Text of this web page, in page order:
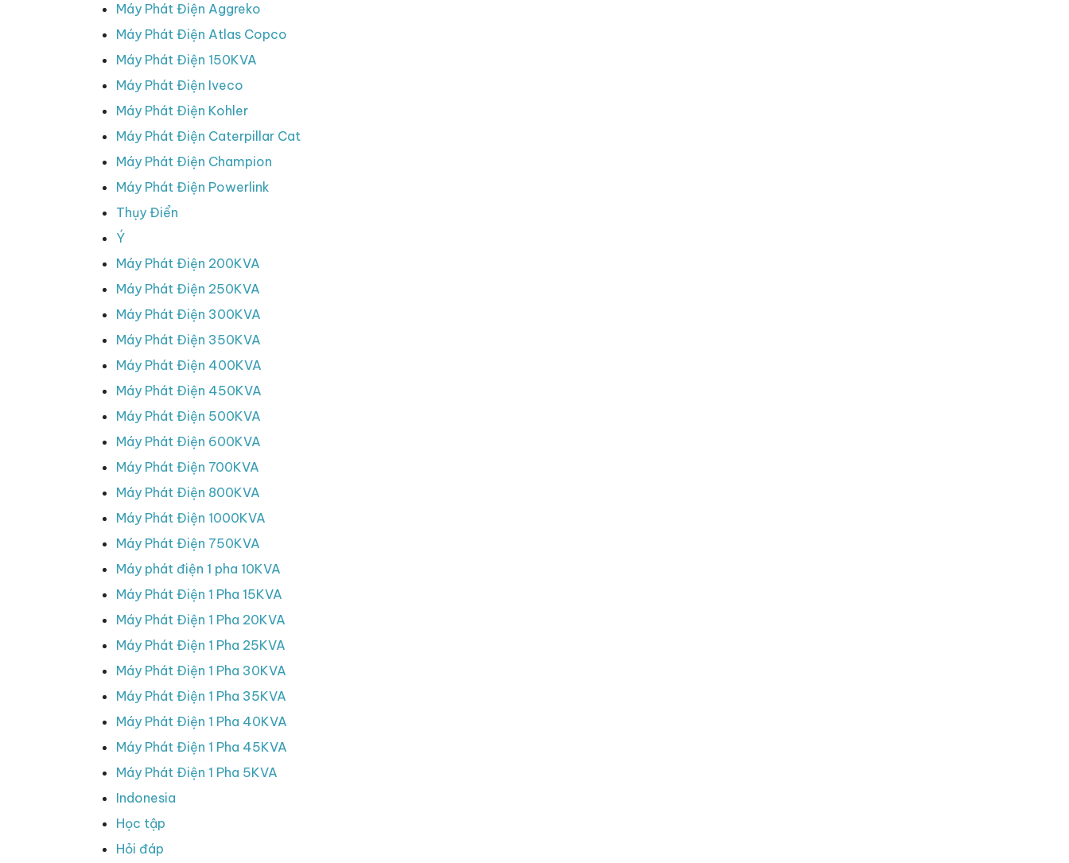
Máy Phát Điện Aggreko
Máy Phát Điện Atlas Copco
Máy Phát Điện 150KVA
Máy Phát Điện Iveco
Máy Phát Điện Kohler
Máy Phát Điện Caterpillar Cat
Máy Phát Điện Champion
Máy Phát Điện Powerlink
Thụy Điển
Ý
Máy Phát Điện 200KVA
Máy Phát Điện 250KVA
Máy Phát Điện 300KVA
Máy Phát Điện 350KVA
Máy Phát Điện 400KVA
Máy Phát Điện 450KVA
Máy Phát Điện 500KVA
Máy Phát Điện 600KVA
Máy Phát Điện 700KVA
Máy Phát Điện 800KVA
Máy Phát Điện 1000KVA
Máy Phát Điện 750KVA
Máy phát điện 1 pha 10KVA
Máy Phát Điện 1 Pha 15KVA
Máy Phát Điện 1 Pha 20KVA
Máy Phát Điện 1 Pha 25KVA
Máy Phát Điện 1 Pha 30KVA
Máy Phát Điện 1 Pha 35KVA
Máy Phát Điện 1 Pha 40KVA
Máy Phát Điện 1 Pha 45KVA
Máy Phát Điện 1 Pha 5KVA
Indonesia
Học tập
Hỏi đáp